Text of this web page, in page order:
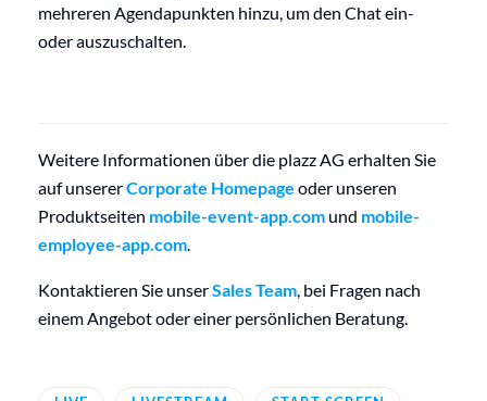
mehreren Agendapunkten hinzu, um den Chat ein-
oder auszuschalten.
Weitere Informationen über die plazz AG erhalten Sie
auf unsererCorporate Homepage oder unseren
Produktseiten mobile-event-app.com und mobile-
employee-app.com.
Kontaktieren Sie unserSales Team, bei Fragen nach
einem Angebot oder einer persönlichen Beratung.